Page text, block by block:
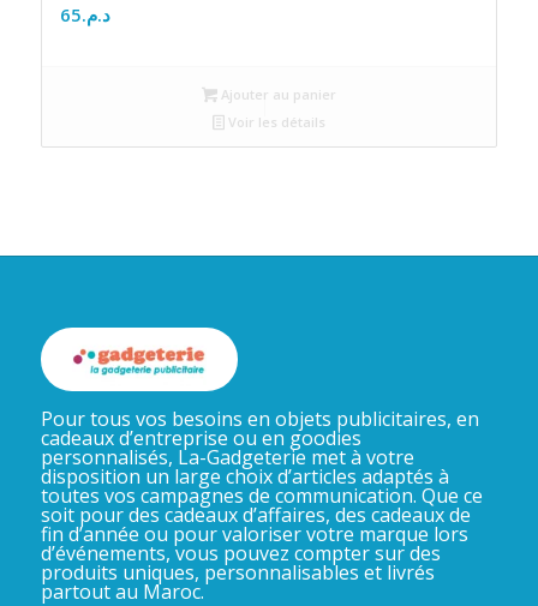
د.م.65
Ajouter au panier
Voir les détails
Pour tous vos besoins en objets publicitaires, en
cadeaux d’entreprise ou en goodies
personnalisés, La-Gadgeterie met à votre
disposition un large choix d’articles adaptés à
toutes vos campagnes de communication. Que ce
soit pour des cadeaux d’affaires, des cadeaux de
fin d’année ou pour valoriser votre marque lors
d’événements, vous pouvez compter sur des
produits uniques, personnalisables et livrés
partout au Maroc.